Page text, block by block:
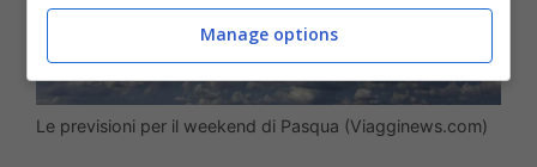
Le previsioni per il weekend di Pasqua (Viagginews.com)
Manage options